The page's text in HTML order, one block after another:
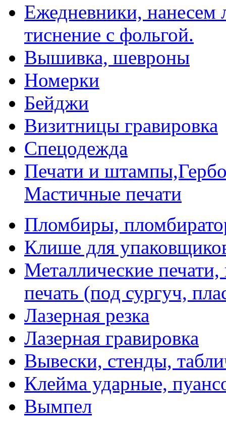
Ежедневники, нанесем
тиснение с фольгой.
Вышивка, шевроны
Номерки
Бейджи
Визитницы гравировка
Спецодежда
Печати и
Мастичные печати
Пломбиры,
Клише для
Металлические
печать (под сургуч,
Лазерная резка
Лазерная гравировка
Вывески, стенды,
Клейма ударные,
Вымпел